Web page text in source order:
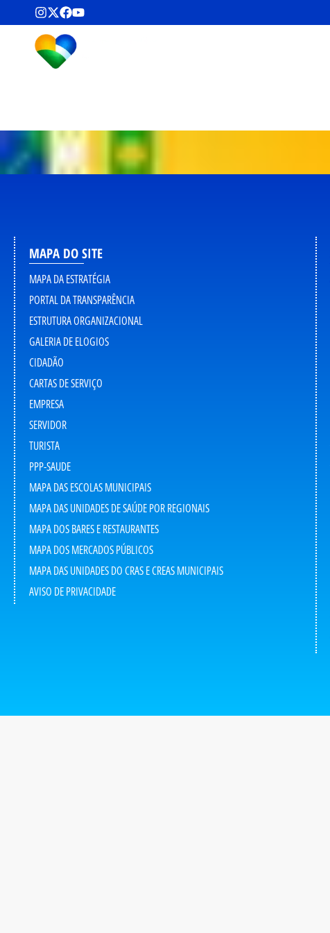
MAPA DO SITE
MAPA DA ESTRATÉGIA
PORTAL DA TRANSPARÊNCIA
ESTRUTURA ORGANIZACIONAL
GALERIA DE ELOGIOS
CIDADÃO
CARTAS DE SERVIÇO
EMPRESA
SERVIDOR
TURISTA
PPP-SAUDE
MAPA DAS ESCOLAS MUNICIPAIS
MAPA DAS UNIDADES DE SAÚDE POR REGIONAIS
MAPA DOS BARES E RESTAURANTES
MAPA DOS MERCADOS PÚBLICOS
MAPA DAS UNIDADES DO CRAS E CREAS MUNICIPAIS
AVISO DE PRIVACIDADE